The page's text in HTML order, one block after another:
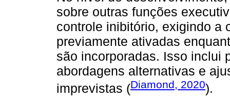
sobre outras funções
controle inibitório, exigindo a
previamente ativadas
são incorporadas. Isso inclui
abordagens alternativas e
imprevistas (Diamond, 2020).